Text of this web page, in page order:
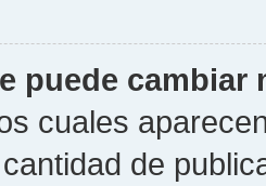
puede cambiar
cuales
de